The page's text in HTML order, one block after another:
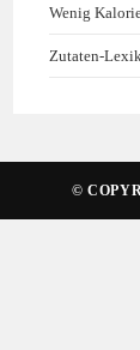
Wenig
Zutaten-
©